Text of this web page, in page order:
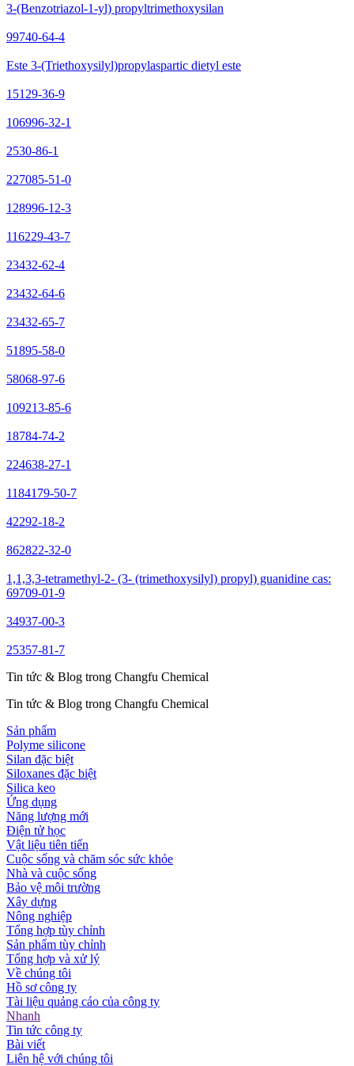
3-(Benzotriazol-1-yl) propyltrimethoxysilan
99740-64-4
Este 3-(Triethoxysilyl)propylaspartic dietyl este
15129-36-9
106996-32-1
2530-86-1
227085-51-0
128996-12-3
116229-43-7
23432-62-4
23432-64-6
23432-65-7
51895-58-0
58068-97-6
109213-85-6
18784-74-2
224638-27-1
1184179-50-7
42292-18-2
862822-32-0
1,1,3,3-tetramethyl-2- (3- (trimethoxysilyl) propyl) guanidine cas:
69709-01-9
34937-00-3
25357-81-7
Tin tức & Blog trong Changfu Chemical
Tin tức & Blog trong Changfu Chemical
Sản phẩm
Polyme silicone
Silan đặc biệt
Siloxanes đặc biệt
Silica keo
Ứng dụng
Năng lượng mới
Điện tử học
Vật liệu tiên tiến
Cuộc sống và chăm sóc sức khỏe
Nhà và cuộc sống
Bảo vệ môi trường
Xây dựng
Nông nghiệp
Tổng hợp tùy chỉnh
Sản phẩm tùy chỉnh
Tổng hợp và xử lý
Về chúng tôi
Hồ sơ công ty
Tài liệu quảng cáo của công ty
Nhanh
Tin tức công ty
Bài viết
Liên hệ với chúng tôi